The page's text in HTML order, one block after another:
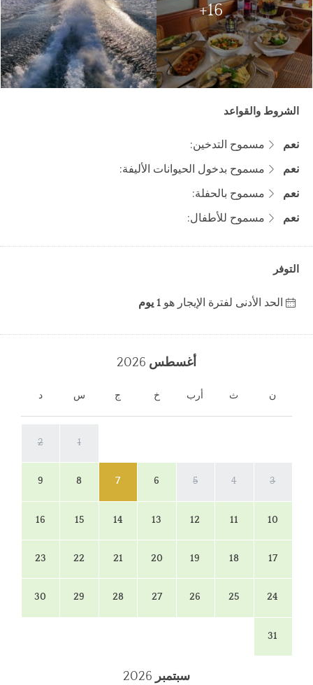
16+
الشروط والقواعد
مسموح التدخين:
نعم
مسموح بدخول الحيوانات الأليفة:
نعم
مسموح بالحفلة:
نعم
مسموح للأطفال:
نعم
التوفر
1 يوم
أغسطس 2026
ن ث أرب خ ج س د
1
2
3
4
5
6
7
8
9
10
11
12
13
14
15
16
17
18
19
20
21
22
23
24
25
26
27
28
29
30
31
سبتمبر 2026